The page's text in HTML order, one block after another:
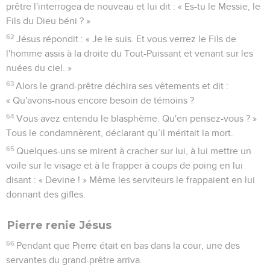
prêtre l'interrogea de nouveau et lui dit : « Es-tu le Messie, le
Fils du Dieu béni ? »
62 Jésus répondit : « Je le suis. Et vous verrez le Fils de
l'homme assis à la droite du Tout-Puissant et venant sur les
nuées du ciel. »
63 Alors le grand-prêtre déchira ses vêtements et dit :
« Qu'avons-nous encore besoin de témoins ?
64 Vous avez entendu le blasphème. Qu'en pensez-vous ? »
Tous le condamnèrent, déclarant qu’il méritait la mort.
65 Quelques-uns se mirent à cracher sur lui, à lui mettre un
voile sur le visage et à le frapper à coups de poing en lui
disant : « Devine ! » Même les serviteurs le frappaient en lui
donnant des gifles.
Pierre renie Jésus
66 Pendant que Pierre était en bas dans la cour, une des
servantes du grand-prêtre arriva.